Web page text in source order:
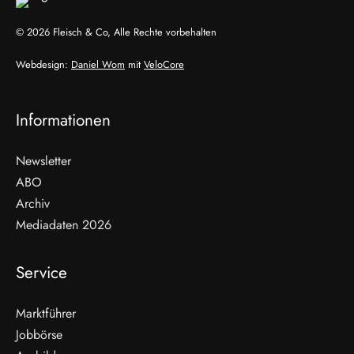
© 2026 Fleisch & Co, Alle Rechte vorbehalten
Webdesign: Daniel Wom mit VeloCore
Informationen
Newsletter
ABO
Archiv
Mediadaten 2026
Service
Marktführer
Jobbörse